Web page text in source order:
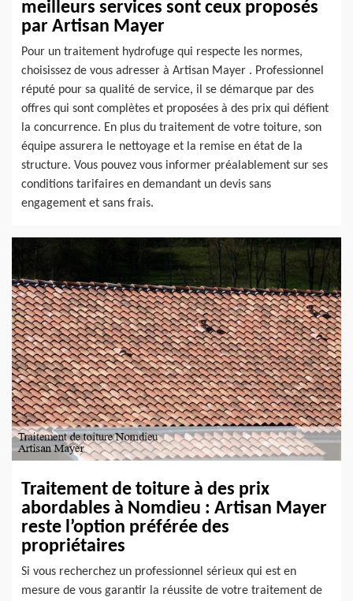
meilleurs services sont ceux proposés
par Artisan Mayer
Pour un traitement hydrofuge qui respecte les normes,
choisissez de vous adresser à Artisan Mayer . Professionnel
réputé pour sa qualité de service, il se démarque par des
offres qui sont complètes et proposées à des prix qui défient
la concurrence. En plus du traitement de votre toiture, son
équipe assurera le nettoyage et la remise en état de la
structure. Vous pouvez vous informer préalablement sur ses
conditions tarifaires en demandant un devis sans
engagement et sans frais.
Traitement de toiture à des prix
abordables à Nomdieu : Artisan Mayer
reste l’option préférée des
propriétaires
Si vous recherchez un professionnel sérieux qui est en
mesure de vous garantir la réussite de votre traitement de